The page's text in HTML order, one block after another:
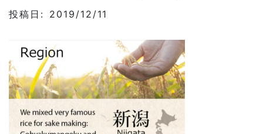
投稿日: 2019/12/11